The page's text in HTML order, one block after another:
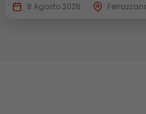
8 Agosto 2026